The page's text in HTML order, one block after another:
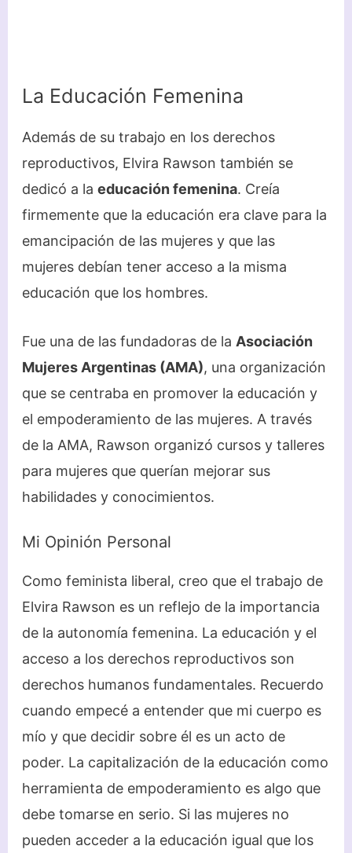
La Educación Femenina
Además de su trabajo en los derechos
reproductivos, Elvira Rawson también se
dedicó a la educación femenina. Creía
firmemente que la educación era clave para la
emancipación de las mujeres y que las
mujeres debían tener acceso a la misma
educación que los hombres.
Fue una de las fundadoras de la Asociación
Mujeres Argentinas (AMA), una organización
que se centraba en promover la educación y
el empoderamiento de las mujeres. A través
de la AMA, Rawson organizó cursos y talleres
para mujeres que querían mejorar sus
habilidades y conocimientos.
Mi Opinión Personal
Como feminista liberal, creo que el trabajo de
Elvira Rawson es un reflejo de la importancia
de la autonomía femenina. La educación y el
acceso a los derechos reproductivos son
derechos humanos fundamentales. Recuerdo
cuando empecé a entender que mi cuerpo es
mío y que decidir sobre él es un acto de
poder. La capitalización de la educación como
herramienta de empoderamiento es algo que
debe tomarse en serio. Si las mujeres no
pueden acceder a la educación igual que los